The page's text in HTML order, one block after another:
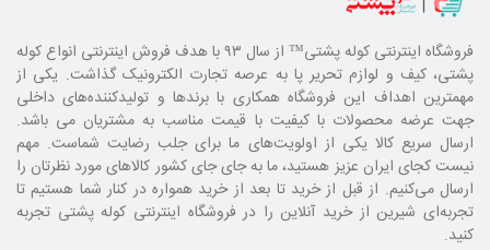
فروشگاه اینترنتی کوله پشتی
™ از سال ۹۳ با هدف فروش اینترنتی انواع کوله
پشتی، کیف و لوازم تحریر پا به عرصه تجارت الکترونیک گذاشت. یکی از
مهمترین اهداف این فروشگاه همکاری با برند‌ها و تولیدکننده‌های داخلی
جهت عرضه محصولات با کیفیت با قیمت مناسب به مشتریان می باشد.
ارسال سریع کالا یکی از اولویت‌های ما برای جلب رضایت شماست. مهم
نیست کجای ایران عزیز هستید، ما به جای جای کشور کالا‌های مورد نظرتان را
ارسال می‌کنیم. از قبل از خرید تا بعد از خرید همواره در کنار شما هستیم تا
تجربه‌ای شیرین از خرید آنلاین را در فروشگاه اینترنتی کوله پشتی تجربه
کنید.